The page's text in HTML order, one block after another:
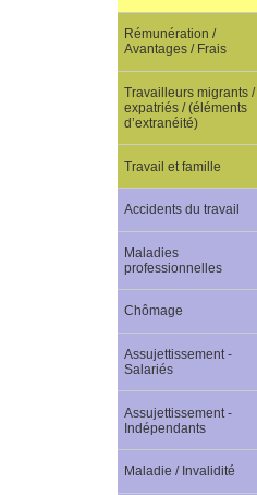
Rémunération /
Avantages / Frais
Travailleurs migrants /
expatriés / (éléments
d’extranéité)
Travail et famille
Accidents du travail
Maladies
professionnelles
Chômage
Assujettissement -
Salariés
Assujettissement -
Indépendants
Maladie / Invalidité